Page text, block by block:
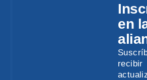
en
recibir